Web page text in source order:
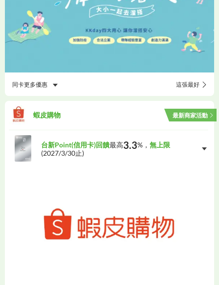
同卡更多優惠 這張最好
蝦皮購物 最新商家活動
台新Point(信用卡)回饋最高3.3%， 無上限
(2027/3/30止)